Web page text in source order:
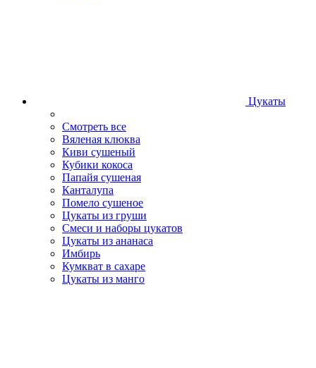
Цукаты
Смотреть все
Вяленая клюква
Киви сушеный
Кубики кокоса
Папайя сушеная
Канталупа
Помело сушеное
Цукаты из груши
Смеси и наборы цукатов
Цукаты из ананаса
Имбирь
Кумкват в сахаре
Цукаты из манго